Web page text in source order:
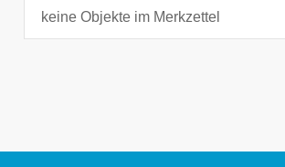
keine Objekte im Merkzettel